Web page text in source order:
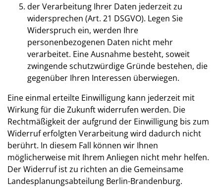
der Verarbeitung Ihrer Daten jederzeit zu
widersprechen (Art. 21 DSGVO). Legen Sie
Widerspruch ein, werden Ihre
personenbezogenen Daten nicht mehr
verarbeitet. Eine Ausnahme besteht, soweit
zwingende schutzwürdige Gründe bestehen, die
gegenüber Ihren Interessen überwiegen.
Eine einmal erteilte Einwilligung kann jederzeit mit
Wirkung für die Zukunft widerrufen werden. Die
Rechtmäßigkeit der aufgrund der Einwilligung bis zum
Widerruf erfolgten Verarbeitung wird dadurch nicht
berührt. In diesem Fall können wir Ihnen
möglicherweise mit Ihrem Anliegen nicht mehr helfen.
Der Widerruf ist zu richten an die Gemeinsame
Landesplanungsabteilung Berlin-Brandenburg.